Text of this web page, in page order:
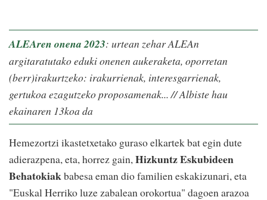
ALEAren onena 2023: urtean zehar ALEAn
argitaratutako eduki onenen aukeraketa, oporretan
(berr)irakurtzeko: irakurrienak, interesgarrienak,
gertukoa ezagutzeko proposamenak... // Albiste hau
ekainaren 13koa da
Hemezortzi ikastetxetako guraso elkartek bat egin dute
adierazpena, eta, horrez gain, Hizkuntz Eskubideen
Behatokiakbabesa eman dio familien eskakizunari, eta
"Euskal Herriko luze zabalean orokortua" dagoen arazoa